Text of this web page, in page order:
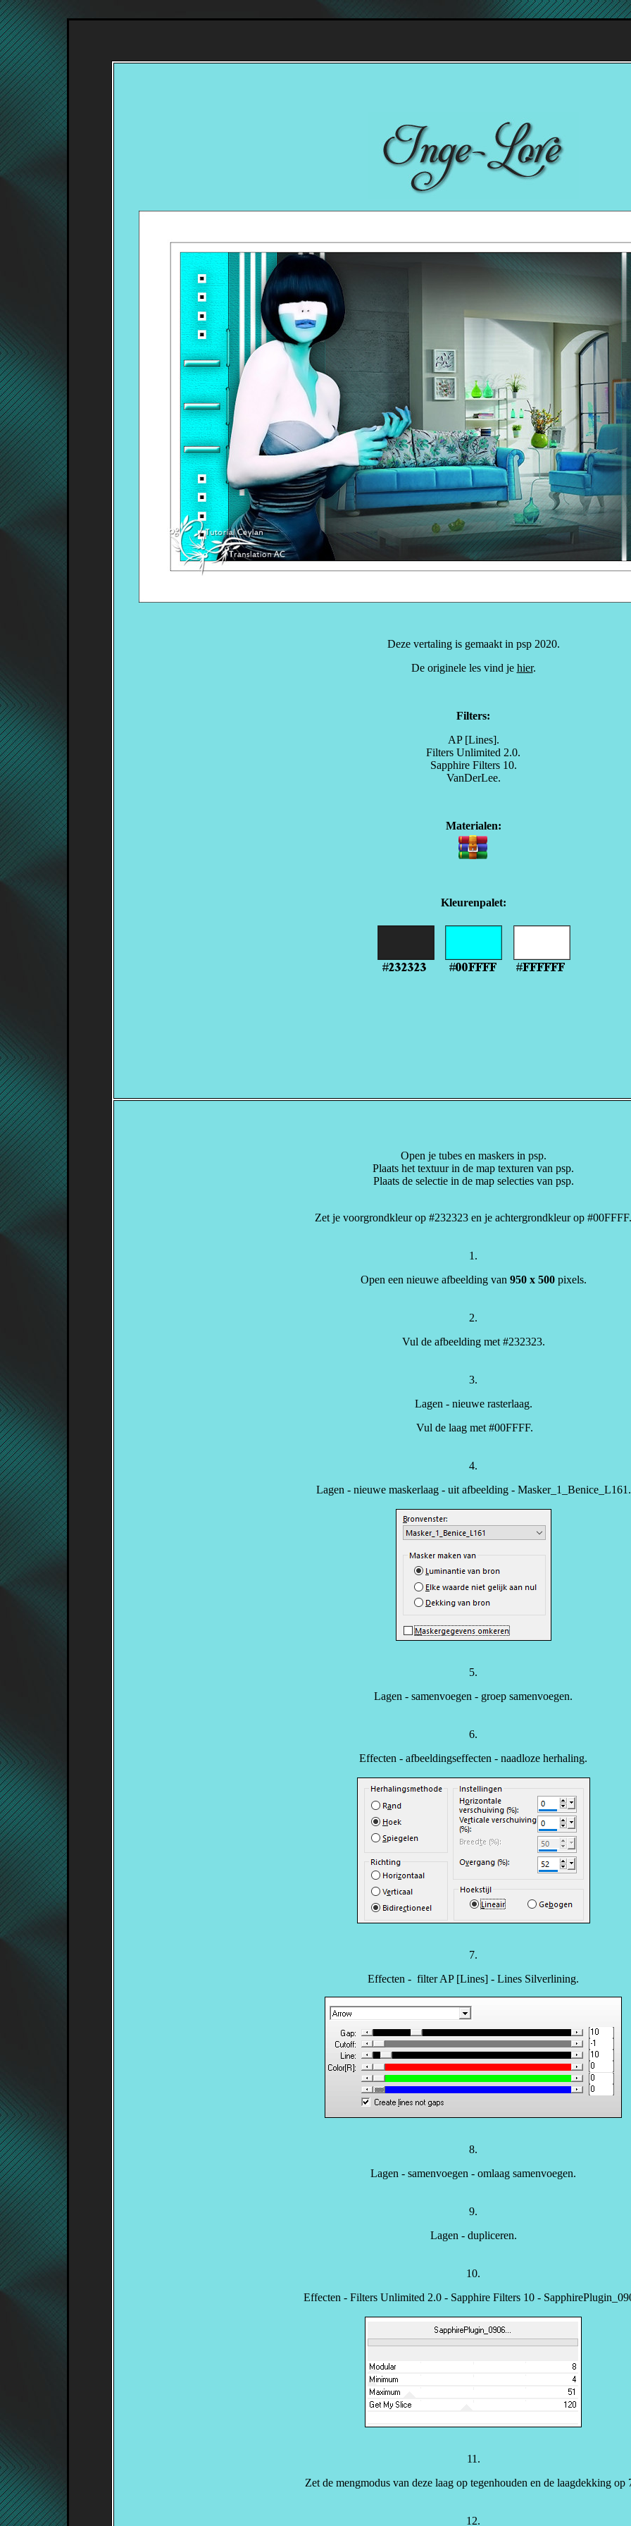
Deze vertaling is gemaakt in psp 2020.
De originele les vind je hier.
Filters:
AP [Lines].
Filters Unlimited 2.0.
Sapphire Filters 10.
VanDerLee.
Materialen:
Kleurenpalet:
Open je tubes en maskers in psp.
Plaats het textuur in de map texturen van psp.
Plaats de selectie in de map selecties van psp.
Zet je voorgrondkleur op #232323 en je achtergrondkleur op #00FFFF.
1.
Open een nieuwe afbeelding van 950 x 500pixels.
2.
Vul de afbeelding met #232323.
3.
Lagen - nieuwe rasterlaag.
Vul de laag met #00FFFF.
4.
Lagen - nieuwe maskerlaag - uit afbeelding - Masker_1_Benice_L161.
5.
Lagen - samenvoegen - groep samenvoegen.
6.
Effecten - afbeeldingseffecten - naadloze herhaling.
7.
Effecten - filter AP [Lines] - Lines Silverlining.
8.
Lagen - samenvoegen - omlaag samenvoegen.
9.
Lagen - dupliceren.
10.
Effecten - Filters Unlimited 2.0 - Sapphire Filters 10 -
11.
Zet de mengmodus van deze laag op tegenhouden en de laagdekking op
12.